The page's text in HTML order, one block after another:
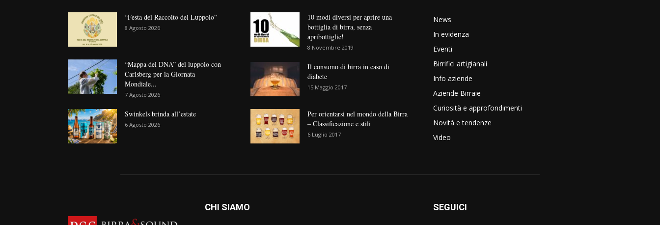
“Festa del Raccolto del Luppolo”
8 Agosto 2026
“Mappa del DNA” del luppolo con
Carlsberg per la Giornata
Mondiale...
7 Agosto 2026
Swinkels brinda all’estate
6 Agosto 2026
10 modi diversi per aprire una
bottiglia di birra, senza
apribottiglie!
8 Novembre 2019
Il consumo di birra in caso di
diabete
15 Maggio 2017
Per orientarsi nel mondo della Birra
– Classificazione e stili
6 Luglio 2017
News
In evidenza
Eventi
Birrifici artigianali
Info aziende
Aziende Birraie
Curiosità e approfondimenti
Novità e tendenze
Video
CHI SIAMO SEGUICI